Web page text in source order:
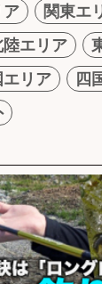
ア
関東エ
陸エリア
エリア
四